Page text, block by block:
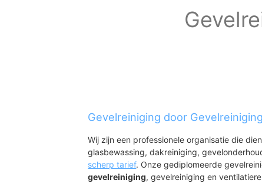
Gevelreiniging door
Wij zijn een professionele organisatie die
glasbewassing, dakreiniging,
scherp tarief. Onze gediplomeerde
gevelreiniging, gevelreiniging en